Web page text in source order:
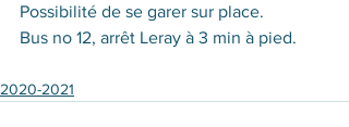
Possibilité de se garer sur place.
Bus no 12, arrêt Leray à 3 min à pied.
2020-2021